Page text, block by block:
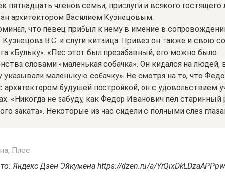
пятнадцать членов семьи, прислуги и всякого гостящего
архитектором Василием Кузнецовым.
что певец прибыл к нему в имение в
Кузнецова В.С. и слуги китайца. Привез он также и свою
«Бульку». «Пес этот был презабавный, его можно было
словами «маленькая собачка». Он кидался на людей,
маленькую собачку». Не смотря на то, что
архитектором будущей постройкой, он с удовольствием
«Никогда не забуду, как Федор Иванович пел старинный
заката». Некоторые из нас сидели с полными слез
Яндекс Дзен Ойкумена https://dzen.ru/a/YrQixDkLDzaAPPpw